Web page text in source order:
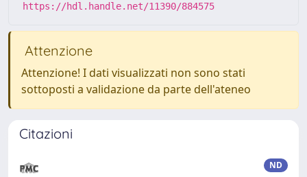
https://hdl.handle.net/11390/884575
Attenzione
Attenzione! I dati visualizzati non sono stati
sottoposti a validazione da parte dell'ateneo
Citazioni
ND